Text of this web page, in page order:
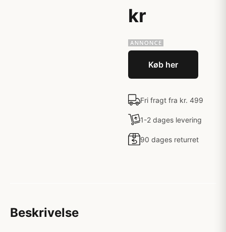
kr
Køb her
Fri fragt fra kr. 499
1-2 dages levering
90 dages returret
Beskrivelse